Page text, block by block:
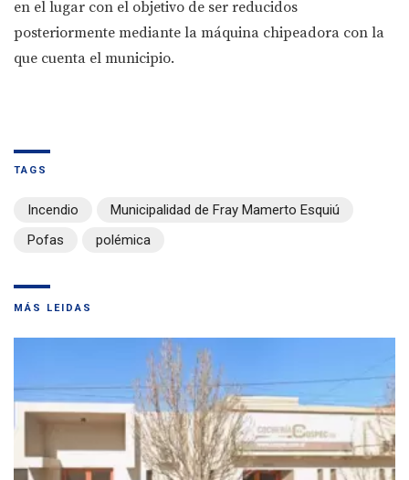
en el lugar con el objetivo de ser reducidos
posteriormente mediante la máquina chipeadora con la
que cuenta el municipio.
TAGS
Incendio
Municipalidad de Fray Mamerto Esquiú
Pofas
polémica
MÁS LEIDAS